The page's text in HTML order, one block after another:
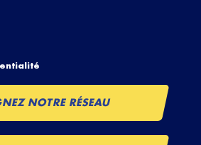
NOTRE RÉSEAU